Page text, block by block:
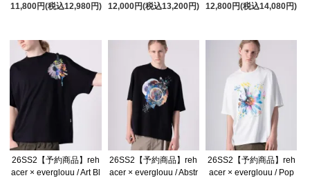
11,800円(税込12,980円)
12,000円(税込13,200円)
12,800円(税込14,080円)
26SS2【予約商品】reh
acer × everglouu / Art Bl
26SS2【予約商品】reh
acer × everglouu / Abstr
26SS2【予約商品】reh
acer × everglouu / Pop